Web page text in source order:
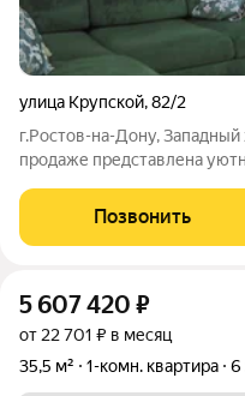
улица Крупской,82/2
г.Ростов-на-Дону,
продаже представлена
кухня-гостиная с выходом
"Заходи и живи". Всё
Позвонить
5 607 420 ₽
от 22 701 ₽ в месяц
35,5 м²
1-комн. квартира 6